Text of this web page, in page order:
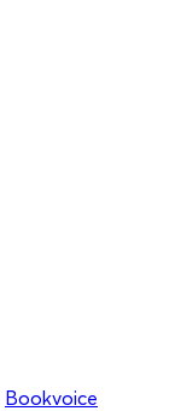
Bookvoice